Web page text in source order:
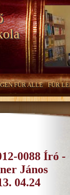
FÜR ALLE FÜR
0088 Író -
János
04.24